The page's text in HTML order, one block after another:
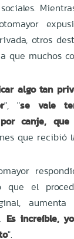
otros
que muchos
algo tan
", "se vale
canje, que
que recibió
que el
Es increíble,
".